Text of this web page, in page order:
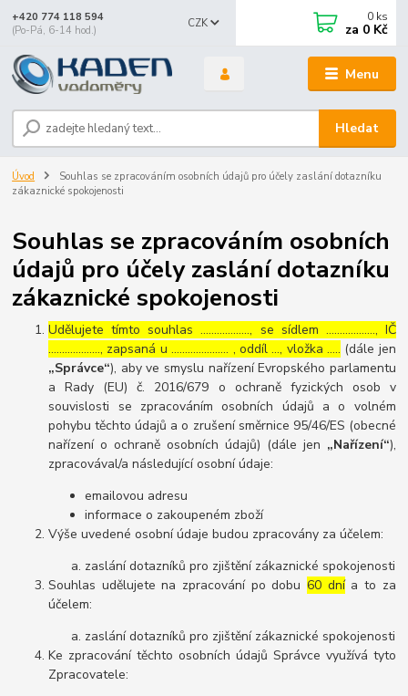
Menu
CZK
Hledat
+420 774 118 594
(Po-Pá, 6-14 hod.)
0 ks
za 0 Kč
Úvod
Souhlas se zpracováním osobních údajů pro účely zaslání dotazníku
zákaznické spokojenosti
Souhlas se zpracováním osobních
údajů pro účely zaslání dotazníku
zákaznické spokojenosti
Udělujete tímto souhlas ……………..., se sídlem ………………, IČ
………………., zapsaná u ………………… , oddíl …, vložka ….. (dále jen
„Správce“), aby ve smyslu nařízení Evropského parlamentu
a Rady (EU) č. 2016/679 o ochraně fyzických osob v
souvislosti se zpracováním osobních údajů a o volném
pohybu těchto údajů a o zrušení směrnice 95/46/ES (obecné
nařízení o ochraně osobních údajů) (dále jen „Nařízení“),
zpracovával/a následující osobní údaje:
emailovou adresu
informace o zakoupeném zboží
Výše uvedené osobní údaje budou zpracovány za účelem:
zaslání dotazníků pro zjištění zákaznické spokojenosti
Souhlas udělujete na zpracování po dobu60 dnía to za
účelem:
zaslání dotazníků pro zjištění zákaznické spokojenosti
Ke zpracování těchto osobních údajů Správce využívá tyto
Zpracovatele: